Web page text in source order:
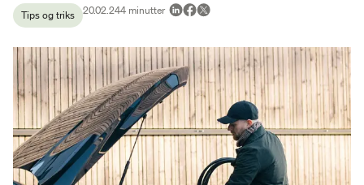
Tips og triks 20.02.244 minutter